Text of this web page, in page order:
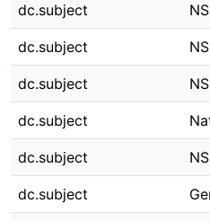
dc.subject
dc.subject
dc.subject
dc.subject
dc.subject
dc.subject